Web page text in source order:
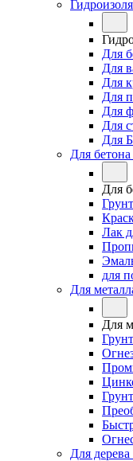
Для
Для
Для
Для
Для
Для
Для
Для бетона
Для
Лак
для
Для
Для
Для дерева